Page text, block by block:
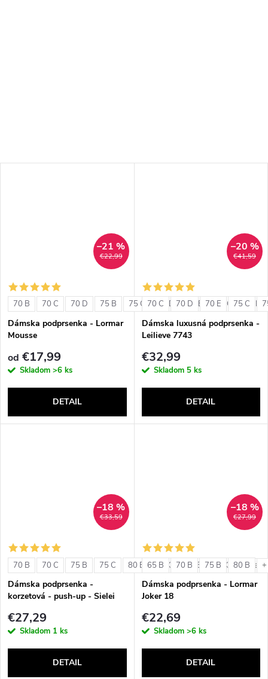
€22,99
–21 %
70 B 70 C 70 D 75 B 75 C 75 D 80 B 80 C 80 D
Dámska podprsenka - Lormar
Mousse
od €17,99
Skladom >6 ks
DETAIL
€41,59
–20 %
70 C 70 D 70 E 75 C
Dámska luxusná podprsenka -
Leilieve 7743
€32,99
Skladom 5 ks
DETAIL
€33,59
–18 %
70 B 70 C 75 B 75 C 80 B 80 C 85 B 85 C +
Dámska podprsenka -
korzetová - push-up - Sielei
€27,29
Skladom 1 ks
DETAIL
€27,99
–18 %
65 B 70 B 75 B 80 B
Dámska podprsenka - Lormar
Joker 18
€22,69
Skladom >6 ks
DETAIL